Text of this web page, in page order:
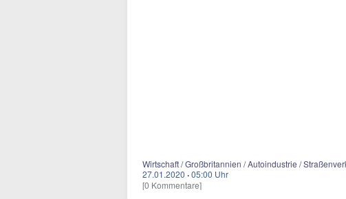
Wirtschaft / Großbritannien / Autoindustrie /
27.01.2020 ·05:00 Uhr
[0 Kommentare]